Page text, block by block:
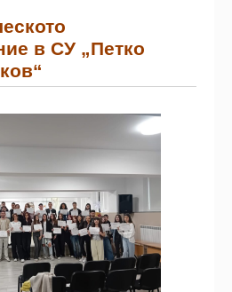
в СУ „Петко